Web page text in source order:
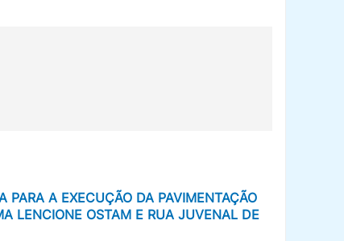
A EXECUÇÃO DA PAVIMENTAÇÃO
LENCIONE OSTAM E RUA JUVENAL DE